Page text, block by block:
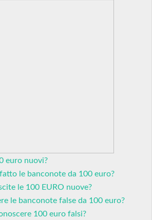
euro nuovi?
le banconote da 100 euro?
le 100 EURO nuove?
le banconote false da 100 euro?
100 euro falsi?